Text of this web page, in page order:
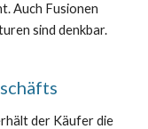
Auch Fusionen
sind denkbar.
der Käufer die